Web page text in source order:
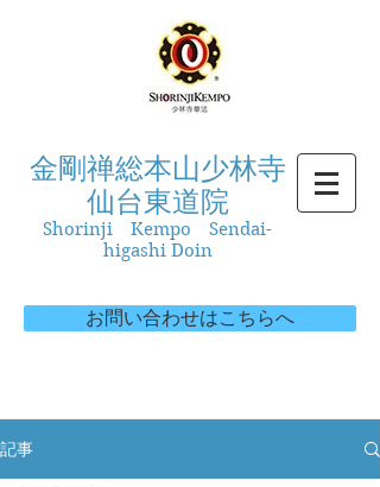
金剛禅総本山少林寺
仙台東道院
Shorinji Kempo Sendai-
higashi Doin
お問い合わせはこちらへ
記事